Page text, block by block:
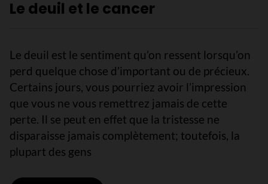
Le deuil et le cancer
Le deuil est le sentiment qu’on ressent lorsqu’on
perd quelque chose d’important ou de précieux.
Certains jours, vous pourriez avoir l’impression
que vous ne vous remettrez jamais de cette
perte. Il se peut en effet que la tristesse ne
disparaisse jamais complètement; toutefois, la
plupart des gens